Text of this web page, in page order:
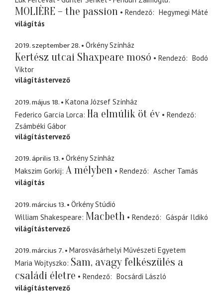
MOLIÈRE – the passion Rendező
Hegymegi Máté
világítás
2019. szeptember 28. Örkény Színház
Kertész utcai Shaxpeare mosó Rendező
Bodó
Viktor
világítástervező
2019. május 18.
Katona József Színház
Federico García Lorca Ha elmúlik öt év
Rendező
Zsámbéki Gábor
világítástervező
2019. április 13.
Örkény Színház
Makszim Gorkij A mélyben Rendező
Ascher Tamás
világítás
2019. március 13.
Örkény Stúdió
William Shakespeare Macbeth Rendező
Gáspár Ildikó
világítástervező
2019. március 7.
Marosvásárhelyi Művészeti Egyetem
Maria Wojtyszko Sam, avagy felkészülés a
családi életre
Rendező
Bocsárdi László
világítástervező